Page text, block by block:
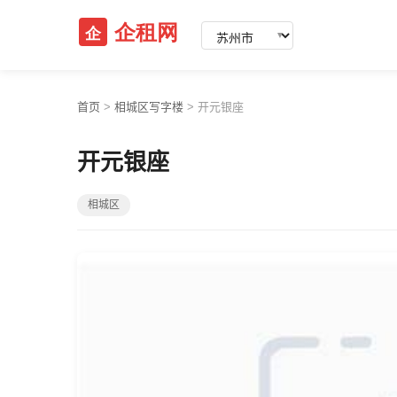
▼
首页 > 相城区写字楼 > 开元银座
开元银座
相城区